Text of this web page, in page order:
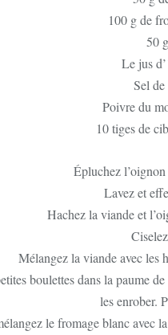
100 g de
50
Le jus
Sel
Poivre du
10 tiges de
Épluchez
Lavez et
Hachez la viande et
Mélangez la viande avec les
boulettes dans la paume
les enrober.
le fromage blanc avec